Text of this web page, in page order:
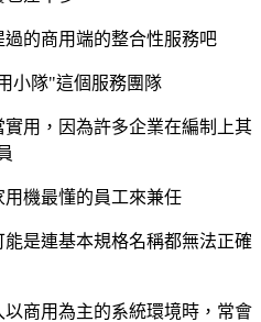
的商用端的整合性服務吧
小隊"這個服務團隊
用，因為許多企業在編制上其
機最懂的員工來兼任
是連基本規格名稱都無法正確
商用為主的系統環境時，常會